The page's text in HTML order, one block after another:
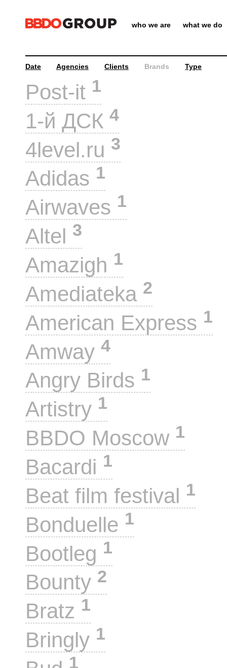
who we are what we do
Date Agencies Clients Brands Type
Post-it 1
1-й ДСК 4
4level.ru 3
Adidas 1
Airwaves 1
Altel 3
Amazigh 1
Amediateka 2
American Express 1
Amway 4
Angry Birds 1
Artistry 1
BBDO Moscow 1
Bacardi 1
Beat film festival 1
Bonduelle 1
Bootleg 1
Bounty 2
Bratz 1
Bringly 1
1